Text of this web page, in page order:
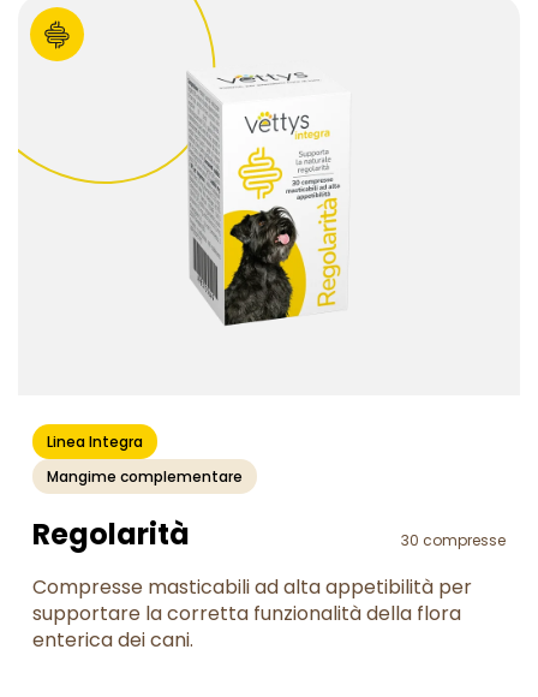
Linea Integra
Mangime complementare
Regolarità 30 compresse
Compresse masticabili ad alta appetibilità per
supportare la corretta funzionalità della flora
enterica dei cani.